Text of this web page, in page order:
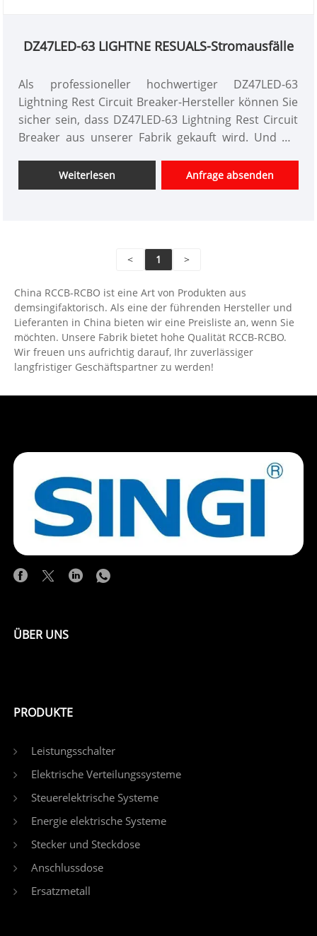
DZ47LED-63 LIGHTNE RESUALS-Stromausfälle
Als professioneller hochwertiger DZ47LED-63
Lightning Rest Circuit Breaker-Hersteller können Sie
sicher sein, dass DZ47LED-63 Lightning Rest Circuit
Breaker aus unserer Fabrik gekauft wird. Und wir
zeitnahe Lieferung an. Es ist für das Verteilungsnetz
mit AC 380 V und unter und Frequenz von 50 Hz
Weiterlesen Anfrage absenden
< 1 >
China RCCB-RCBO ist eine Art von Produkten aus
demsingifaktorisch. Als eine der führenden Hersteller und
Lieferanten in China bieten wir eine Preisliste an, wenn Sie
möchten. Unsere Fabrik bietet hohe Qualität RCCB-RCBO.
Wir freuen uns aufrichtig darauf, Ihr zuverlässiger
langfristiger Geschäftspartner zu werden!
ÜBER UNS
PRODUKTE
Leistungsschalter
Elektrische Verteilungssysteme
Steuerelektrische Systeme
Energie elektrische Systeme
Stecker und Steckdose
Anschlussdose
Ersatzmetall